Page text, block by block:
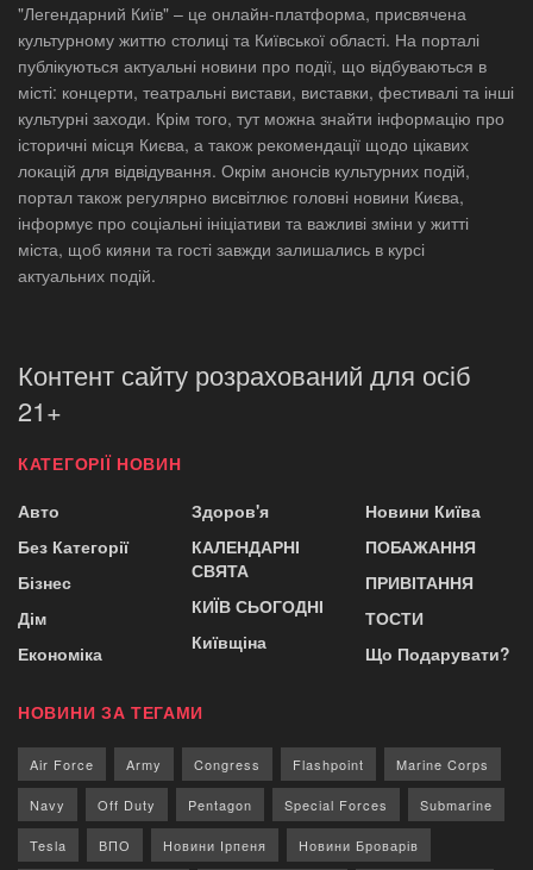
"Легендарний Київ" – це онлайн-платформа, присвячена
культурному життю столиці та Київської області. На порталі
публікуються актуальні новини про події, що відбуваються в
місті: концерти, театральні вистави, виставки, фестивалі та інші
культурні заходи. Крім того, тут можна знайти інформацію про
історичні місця Києва, а також рекомендації щодо цікавих
локацій для відвідування. Окрім анонсів культурних подій,
портал також регулярно висвітлює головні новини Києва,
інформує про соціальні ініціативи та важливі зміни у житті
міста, щоб кияни та гості завжди залишались в курсі
актуальних подій.
Контент сайту розрахований для осіб
21+
КАТЕГОРІЇ НОВИН
Авто
Без Категорії
Бізнес
Дім
Економіка
Здоров'я
КАЛЕНДАРНІ
СВЯТА
КИЇВ СЬОГОДНІ
Київщіна
Новини Київа
ПОБАЖАННЯ
ПРИВІТАННЯ
ТОСТИ
Що Подарувати?
НОВИНИ ЗА ТЕГАМИ
Air Force Army Congress Flashpoint Marine Corps
Navy Off Duty Pentagon Special Forces Submarine
Tesla ВПО Новини Ірпеня Новини Броварів